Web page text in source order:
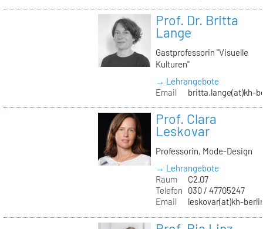
Prof. Dr. Britta
Lange
Gastprofessorin "Visuelle
Kulturen"
→ Lehrangebote
Email
britta.lange(at)kh-
Prof. Clara
Leskovar
Professorin, Mode-Design
→ Lehrangebote
Raum
C2.07
Telefon
030 / 47705247
Email
leskovar(at)kh-